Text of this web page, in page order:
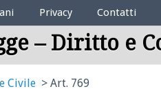
Privacy Contatti
– Diritto e
Civile Art. 769